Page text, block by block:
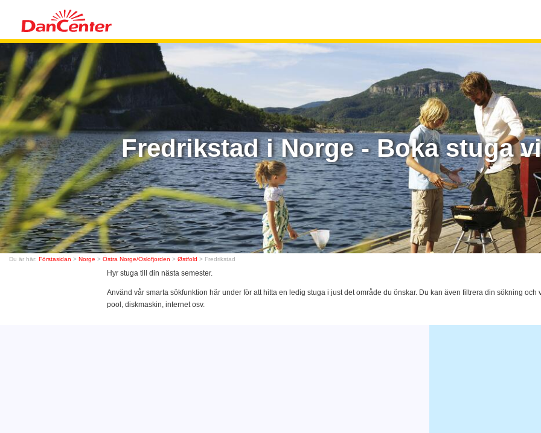
Fredrikstad i Norge - Boka stuga
Du är här: Förstasidan > Norge > Östra Norge/Oslofjorden > Østfold > Fredrikstad
Hyr stuga till din nästa semester.
Använd vår smarta sökfunktion här under för att hitta en ledig stuga i just det område du önskar. Du kan även filtrera din sökning
pool, diskmaskin, internet osv.